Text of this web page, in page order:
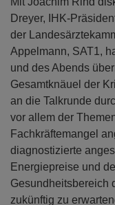
Mit Joachim Rind
Dreyer, IHK-
der
Appelmann, SAT1,
und des Abends
Gesamtknäuel der
an die Talkrunde
vor allem der
Fachkräftemangel